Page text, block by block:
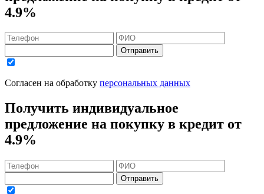
4.9%
Отправить
Согласен на обработку персональных данных
Получить индивидуальное
предложение на покупку в кредит от
4.9%
Отправить